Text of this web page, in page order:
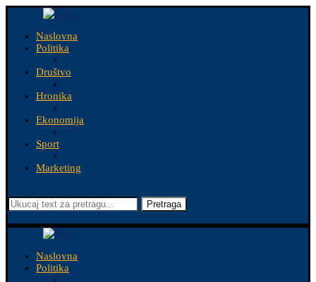
Naslovna
Politika
Društvo
Hronika
Ekonomija
Sport
Marketing
Pretraga
Naslovna
Politika